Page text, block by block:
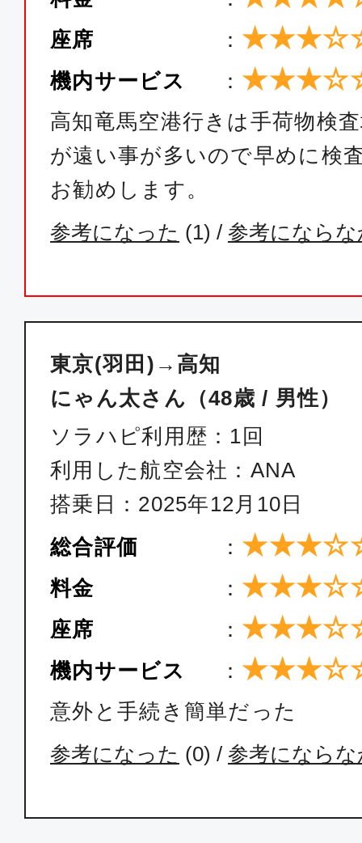
JAL499 18:55
ANA565
ファースト
東京(羽田)
14:05
高知
ANA569
ファースト
19:10
JAL493
クラスJ
東京(羽田)
09:15
高知
JAL495
東京(羽田)
14:05
高知
座席 ：
機内サービス ：
高知竜馬空港行きは手荷物検
が遠い事が多いので早めに検
お勧めします。
参考になった (1) / 参考になら
東京(羽田)→高知
にゃん太さん（48歳 / 男性）
ソラハピ利用歴：1回
利用した航空会社：ANA
搭乗日：2025年12月10日
総合評価
：
料金 ：
座席 ：
機内サービス ：
意外と手続き簡単だった
参考になった (0) / 参考になら